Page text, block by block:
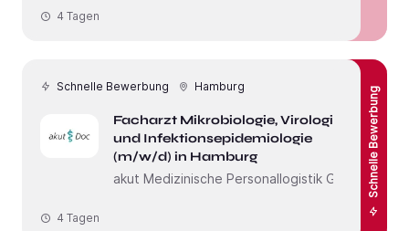
4 Tagen
Schnelle Bewerbung Hamburg
Facharzt Mikrobiologie, Virologie
und Infektionsepidemiologie
(m/w/d) in Hamburg
akut Medizinische Personallogistik GmbH
Schnelle Bewerbung
4 Tagen